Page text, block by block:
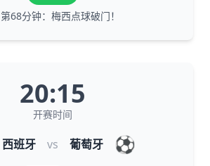
第68分钟：梅西点球破门！
20:15
开赛时间
西班牙 vs 葡萄牙 ⚽